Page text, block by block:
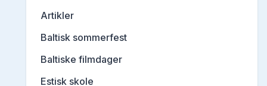
Artikler
Baltisk sommerfest
Baltiske filmdager
Estisk skole